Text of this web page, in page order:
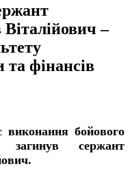
–
та фінансів
виконання бойового
сержант